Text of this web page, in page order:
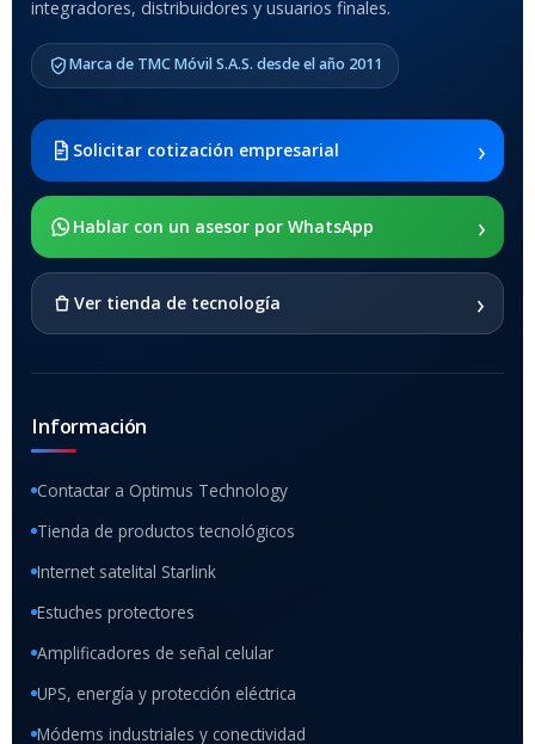
Samsung Galaxy Tab A8 10.5
2021 SM-x200 / Samsung
x205
SOPORTE DE APOYO
integradores, distribuidores y usuarios finales.
Marca de TMC Móvil S.A.S. desde el año 2011
Solicitar cotización empresarial ›
Hablar con un asesor por WhatsApp ›
Ver tienda de tecnología ›
Información
Contactar a Optimus Technology
Tienda de productos tecnológicos
Internet satelital Starlink
Estuches protectores
Amplificadores de señal celular
UPS, energía y protección eléctrica
Módems industriales y conectividad